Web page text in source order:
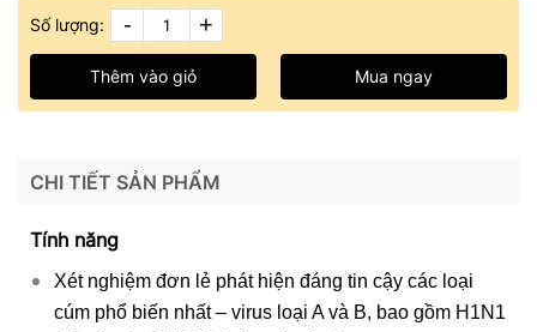
Số lượng: - +
Thêm vào giỏ Mua ngay
CHI TIẾT SẢN PHẨM
Tính năng
Xét nghiệm đơn lẻ phát hiện đáng tin cậy các loại
cúm phổ biến nhất – virus loại A và B, bao gồm H1N1